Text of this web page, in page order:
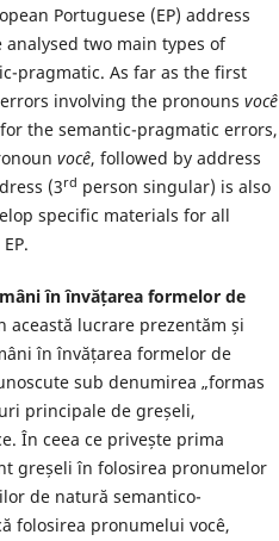
Portuguese (EP) address
analysed two main types of
pragmatic. As far as the first
involving the pronouns você
the semantic-pragmatic errors,
você, followed by address
(3rd person singular) is also
specific materials for all
în învățarea formelor de
această lucrare prezentăm și
în învățarea formelor de
sub denumirea „formas
principale de greșeli,
În ceea ce privește prima
greșeli în folosirea pronumelor
de natură semantico-
folosirea pronumelui você,